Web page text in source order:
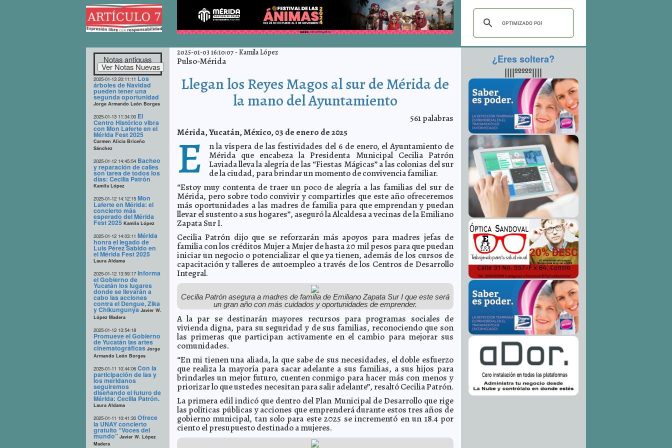
Notas antiguas
2025-01-13 20:11:11 Los
árboles de Navidad
pueden tener una
segunda oportunidad
Jorge Armando León Borges
2025-01-13 11:34:00 El
Centro Histórico vibra
con Mon Laferte en el
Mérida Fest 2025
Carmen Alicia Briceño
Sánchez
2025-01-12 14:45:54 Bacheo
y reparación de calles
son tarea de todos los
días: Cecilia Patrón
Kamila López
2025-01-12 14:12:15 Mon
Laferte en Mérida: el
concierto más
esperado del Mérida
Fest 2025 Kamila López
2025-01-12 14:03:11 Mérida
honra el legado de
Luis Pérez Sabido en
el Mérida Fest 2025
Laura Aldama
2025-01-12 13:59:17 Informa
el Gobierno de
Yucatán los lugares
donde se llevarán a
cabo las acciones
contra el Dengue, Zika
y Chikungunya Javier W.
López Madera
2025-01-12 13:54:18
Promueve el Gobierno
de Yucatán las artes
cinematográficas Jorge
Armando León Borges
2025-01-11 10:44:06 Con la
participación de las y
los meridanos
seguiremos
diseñando el futuro de
Mérida: Cecilia Patrón.
Laura Aldama
2025-01-11 10:41:30 Ofrece
la UNAY concierto
gratuito “Voces del
mundo” Javier W. López
Madera
2025-01-03 16:10:07-Kamila López
Pulso-Mérida
Llegan los Reyes Magos al sur de Mérida de
la mano del Ayuntamiento
561palabras
Mérida, Yucatán, México, 03 de enero de 2025
E n la víspera de las festividades del 6 de enero, el Ayuntamiento de
Mérida que encabeza la Presidenta Municipal Cecilia Patrón
Laviada lleva la alegría de las “Fiestas Mágicas” a las colonias del sur
de la ciudad, para brindar un momento de convivencia familiar.
“Estoy muy contenta de traer un poco de alegría a las familias del sur de
Mérida, pero sobre todo convivir y compartirles que este año ofreceremos
más oportunidades a las madres de familia para que emprendan y puedan
llevar el sustento a sus hogares”, aseguró la Alcaldesa a vecinas de la Emiliano
Zapata Sur I.
Cecilia Patrón dijo que se reforzarán más apoyos para madres jefas de
familia con los créditos Mujer a Mujer de hasta 20 mil pesos para que puedan
iniciar un negocio o potencializar el que ya tienen, además de los cursos de
capacitación y talleres de autoempleo a través de los Centros de Desarrollo
Integral.
Cecilia Patrón asegura a madres de familia de Emiliano Zapata Sur I que este será
un gran año con más cuidados y oportunidades de emprender.
A la par se destinarán mayores recursos para programas sociales de
vivienda digna, para su seguridad y de sus familias, reconociendo que son
las primeras que participan activamente en el cambio para mejorar sus
comunidades.
“En mi tienen una aliada, la que sabe de sus necesidades, el doble esfuerzo
que realiza la mayoría para sacar adelante a sus familias, a sus hijos para
brindarles un mejor futuro, cuenten conmigo para hacer más con menos y
priorizar lo que ustedes necesitan para salir adelante”, resaltó Cecilia Patrón.
La primera edil indicó que dentro del Plan Municipal de Desarrollo que rige
las políticas públicas y acciones que emprenderá durante estos tres años de
gobierno municipal, tan solo para este 2025 se incrementó en un 18.4 por
ciento el presupuesto destinado a mujeres.
¿Eres soltera?
||||ººººº||||